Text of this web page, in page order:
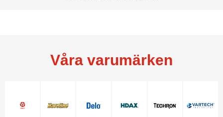
Våra varumärken